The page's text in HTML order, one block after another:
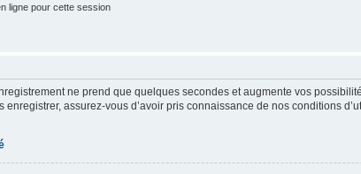
ligne pour cette session
ne prend que quelques secondes et augmente vos
assurez-vous d’avoir pris connaissance de nos conditions